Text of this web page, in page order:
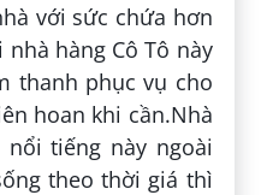
với sức chứa hơn
hàng Cô Tô này
thanh phục vụ cho
hoan khi cần.Nhà
nổi tiếng này ngoài
theo thời giá thì